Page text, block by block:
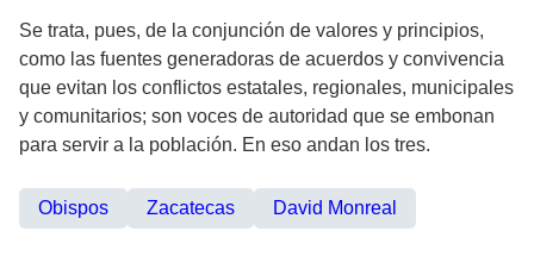
Se trata, pues, de la conjunción de valores y principios,
como las fuentes generadoras de acuerdos y convivencia
que evitan los conflictos estatales, regionales, municipales
y comunitarios; son voces de autoridad que se embonan
para servir a la población. En eso andan los tres.
Obispos Zacatecas David Monreal